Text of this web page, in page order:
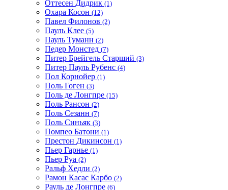
Оттесен Дидрик (1)
Охара Косон (12)
Павел Филонов (2)
Пауль Клее (5)
Пауль Туманн (2)
Педер Монстед (7)
Питер Брейгель Старший (3)
Питер Пауль Рубенс (4)
Пол Корнойер (1)
Поль Гоген (3)
Поль де Лонгпре (15)
Поль Рансон (2)
Поль Сезанн (7)
Поль Синьяк (3)
Помпео Батони (1)
Престон Дикинсон (1)
Пьер Гарнье (1)
Пьер Руа (2)
Ральф Хедли (2)
Рамон Касас Карбо (2)
Рауль де Лонгпре (6)